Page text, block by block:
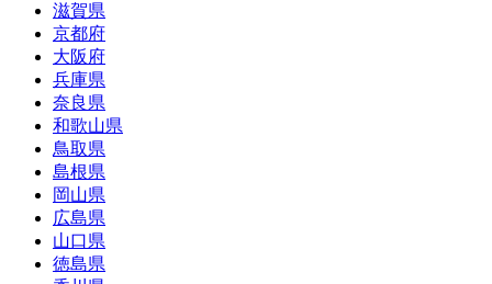
滋賀県
京都府
大阪府
兵庫県
奈良県
和歌山県
鳥取県
島根県
岡山県
広島県
山口県
徳島県